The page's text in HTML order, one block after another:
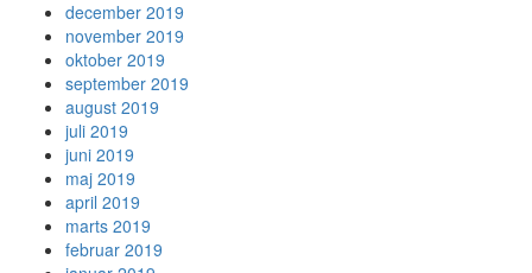
december 2019
november 2019
oktober 2019
september 2019
august 2019
juli 2019
juni 2019
maj 2019
april 2019
marts 2019
februar 2019